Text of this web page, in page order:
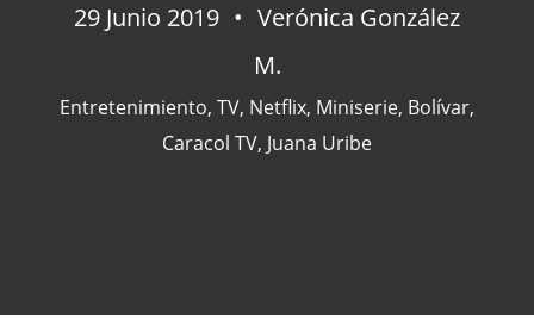
29 Junio 2019
Verónica González
M.
Entretenimiento, TV, Netflix, Miniserie, Bolívar,
Caracol TV, Juana Uribe